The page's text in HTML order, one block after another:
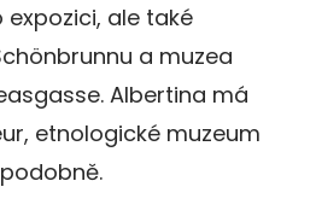
ale také
a muzea
Albertina má
etnologické muzeum